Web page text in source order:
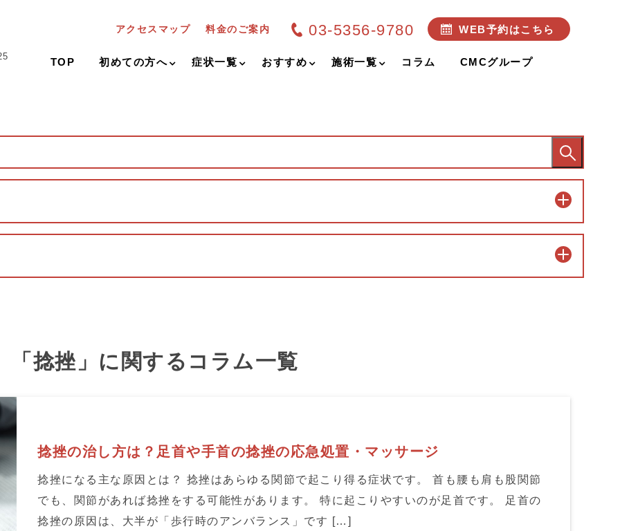
アクセスマップ 料金のご案内 03-5356-9780 WEB予約はこちら
TOP 初めての方へ 症状一覧 おすすめ 施術一覧 コラム CMCグループ
「捻挫」に関するコラム一覧
捻挫の治し方は？足首や手首の捻挫の応急処置・マッサージ
捻挫になる主な原因とは？ 捻挫はあらゆる関節で起こり得る症状です。 首も腰も肩も股関節
でも、関節があれば捻挫をする可能性があります。 特に起こりやすいのが足首です。 足首の
捻挫の原因は、大半が「歩行時のアンバランス」です […]